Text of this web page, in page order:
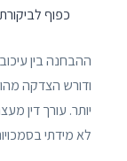
כפוף
ההבחנה בין
ודורש הצדקה
יותר. עורך דין
לא מידתי